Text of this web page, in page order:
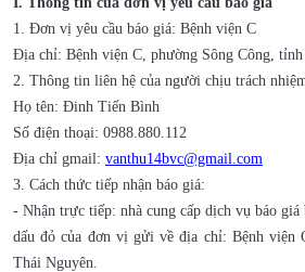
1. Đơn vị yêu cầu báo giá: Bệnh viện C
Địa chỉ: Bệnh viện C, phường Sông Công,
2. Thông tin liên hệ của người chịu trách
Họ tên: Đinh Tiến Bình
Số điện thoại: 0988.880.112
Địa chỉ gmail: vanthu14bvc@gmail.com
3. Cách thức tiếp nhận báo giá:
- Nhận trực tiếp: nhà cung cấp dịch vụ báo
dấu đỏ của đơn vị gửi về địa chỉ: Bệnh viện
Thái Nguyên.